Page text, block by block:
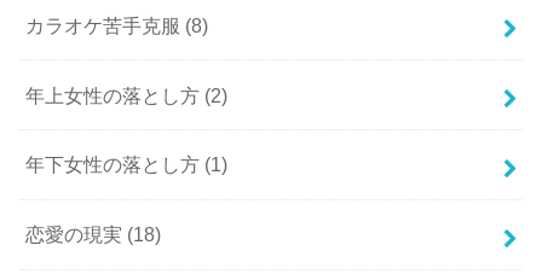
カラオケ苦手克服 (8)
年上女性の落とし方 (2)
年下女性の落とし方 (1)
恋愛の現実 (18)